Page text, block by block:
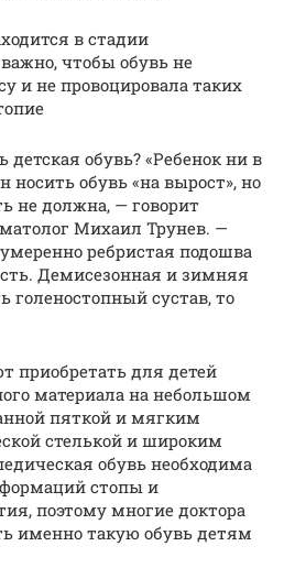
в стадии
чтобы обувь не
и не провоцировала таких
обувь? «Ребенок ни в
носить обувь «на вырост», но
не должна, — говорит
Михаил Трунев. —
ребристая подошва
Демисезонная и зимняя
голеностопный сустав, то
приобретать для детей
материала на небольшом
пяткой и мягким
стелькой и широким
обувь необходима
стопы и
поэтому многие доктора
именно такую обувь детям